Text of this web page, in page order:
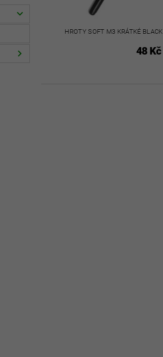
HROTY SOFT M3 KRÁTKÉ BLACK
48 Kč